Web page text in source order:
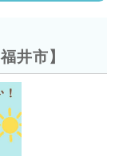
井市】